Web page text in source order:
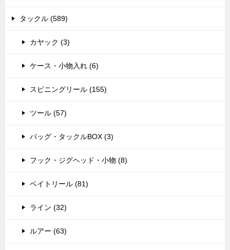
タックル (589)
カヤック (3)
ケース・小物入れ (6)
スピニングリール (155)
ツール (57)
バッグ・タックルBOX (3)
フック・ジグヘッド・小物 (8)
ベイトリール (81)
ライン (32)
ルアー (63)